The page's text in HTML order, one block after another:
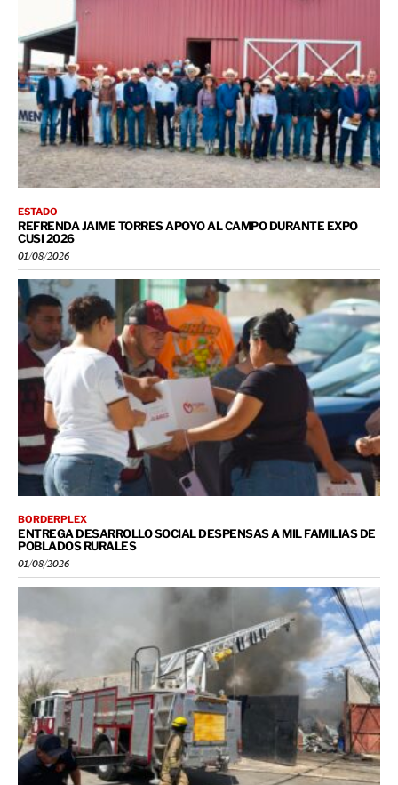
ESTADO
REFRENDA JAIME TORRES APOYO AL CAMPO DURANTE EXPO
CUSI 2026
01/08/2026
BORDERPLEX
ENTREGA DESARROLLO SOCIAL DESPENSAS A MIL FAMILIAS DE
POBLADOS RURALES
01/08/2026